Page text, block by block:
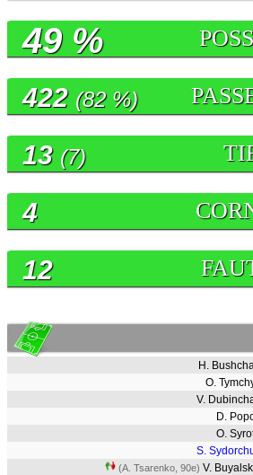
49 %
422 (82 %)
13 (7)
4
12
H.
O.
V.
D.
O.
S.
(A. Tsarenko, 90e) V.